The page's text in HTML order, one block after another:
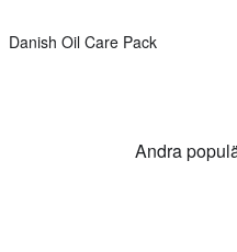
Danish Oil Care Pack
Andra